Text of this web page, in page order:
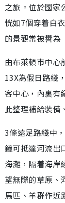
之旅。位於國家
恍如7個穿着白
的景觀常被譽為
由布萊頓市中心
13X為假日路綫
客中心，內裏有
此整理補給裝備
3條遠足路綫中
鐘可抵達河流出
海灘，隔着海岸
望無際的草原、
馬匹、羊群作近